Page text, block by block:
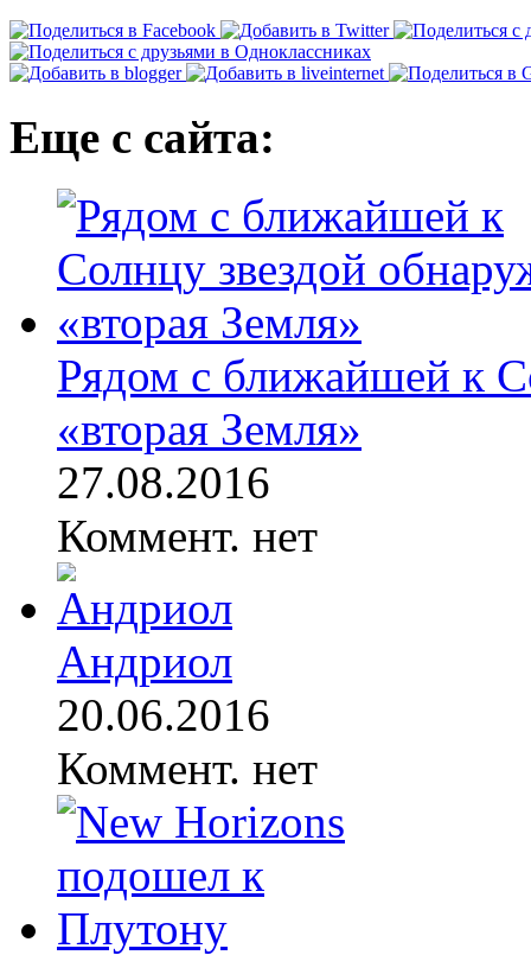
Еще с сайта:
Рядом с ближайшей к
«вторая Земля»
27.08.2016
Коммент. нет
Андриол
20.06.2016
Коммент. нет